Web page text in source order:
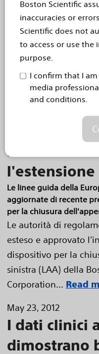
Boston Scientific
inaccuracies or
Scientific does not
to access or use the
purpose.
I confirm that I
media
and conditions.
sondaggio... Read
Aug 28, 2012
Il dispositivo
Boston
chiusura
marcatura CE
Le linee guida della
aggiornate di recente
per la chiusura
Le autorità di
esteso e approvato
dispositivo per la
sinistra (LAA) della
Corporation... Read
May 23, 2012
I dati clinici
dimostrano